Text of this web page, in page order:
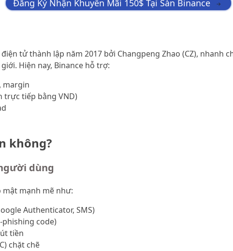
Đăng Ký Nhận Khuyến Mãi 150$ Tại Sàn Binance →
tử thành lập năm 2017 bởi Changpeng Zhao (CZ), nhanh
Hiện nay, Binance hỗ trợ:
margin
trực tiếp bằng VND)
không?
dùng
mật mạnh mẽ như:
Authenticator, SMS)
code)
tiền
chặt chẽ